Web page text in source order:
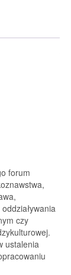
forum
czy
ustalenia